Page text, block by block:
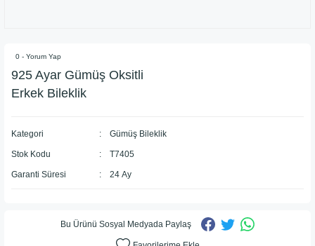
0 - Yorum Yap
925 Ayar Gümüş Oksitli
Erkek Bileklik
Kategori Gümüş Bileklik
Stok Kodu T7405
Garanti Süresi 24 Ay
Bu Ürünü Sosyal Medyada Paylaş